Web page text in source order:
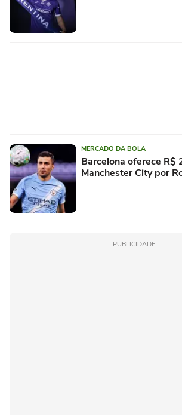
MERCADO DA BOLA
Barcelona oferece R$
Manchester City por
PUBLICIDADE